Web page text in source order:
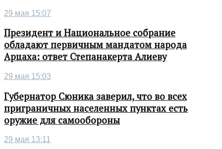
29 мая 15:07
Президент и Национальное собрание
обладают первичным мандатом народа
Арцаха: ответ Степанакерта Алиеву
29 мая 15:03
Губернатор Сюника заверил, что во всех
приграничных населенных пунктах есть
оружие для самообороны
29 мая 13:11